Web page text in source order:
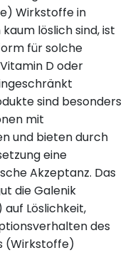
Wirkstoffe in
löslich sind, ist
für solche
D oder
sind besonders
mit
und bieten durch
eine
Akzeptanz. Das
die Galenik
Löslichkeit,
des
(Wirkstoffe)